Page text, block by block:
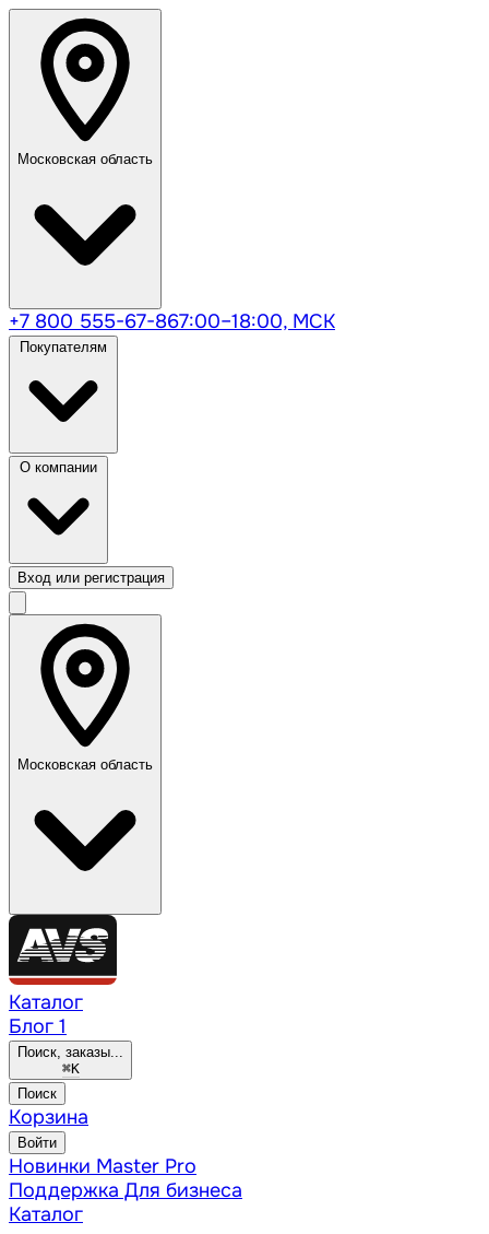
Московская область
+7 800 555-67-867:00–18:00, МСК
Вход или регистрация
Московская область
Каталог
Блог 1
Поиск, заказы...
⌘K
Поиск
Корзина
Войти
Новинки Master Pro
Поддержка Для бизнеса
Каталог